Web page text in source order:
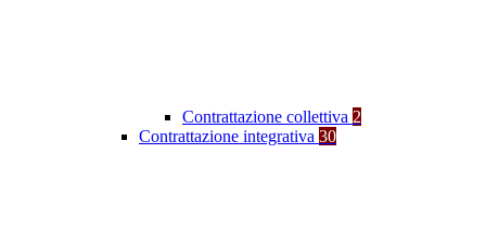
Contrattazione collettiva 2
Contrattazione integrativa 30